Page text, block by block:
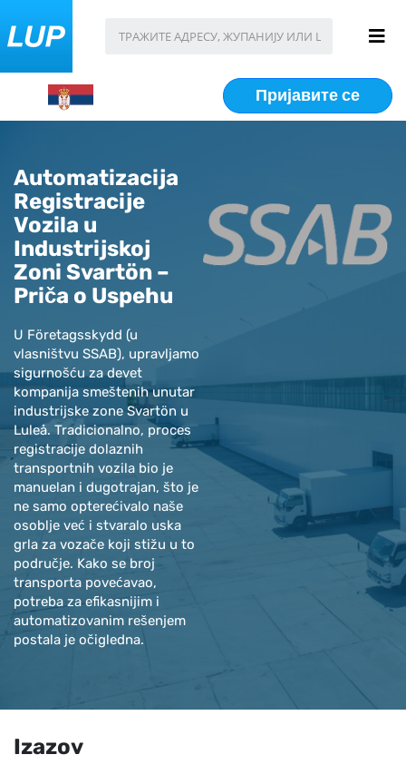
Пријавите се
Automatizacija
Registracije
Vozila u
Industrijskoj
Zoni Svartön –
Priča o Uspehu
U Företagsskydd (u
vlasništvu SSAB), upravljamo
sigurnošću za devet
kompanija smeštenih unutar
industrijske zone Svartön u
Luleå. Tradicionalno, proces
registracije dolaznih
transportnih vozila bio je
manuelan i dugotrajan, što je
ne samo opterećivalo naše
osoblje već i stvaralo uska
grla za vozače koji stižu u to
područje. Kako se broj
transporta povećavao,
potreba za efikasnijim i
automatizovanim rešenjem
postala je očigledna.
Izazov